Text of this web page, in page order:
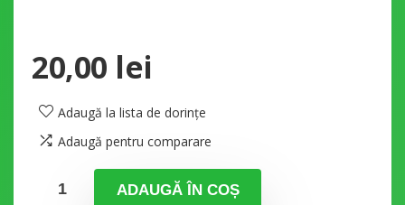
20,00 lei
Adaugă la lista de dorințe
Adaugă pentru comparare
ADAUGĂ ÎN COȘ